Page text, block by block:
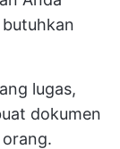
lugas,
dokumen